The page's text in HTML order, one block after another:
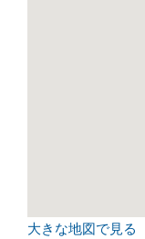
大きな地図で見る